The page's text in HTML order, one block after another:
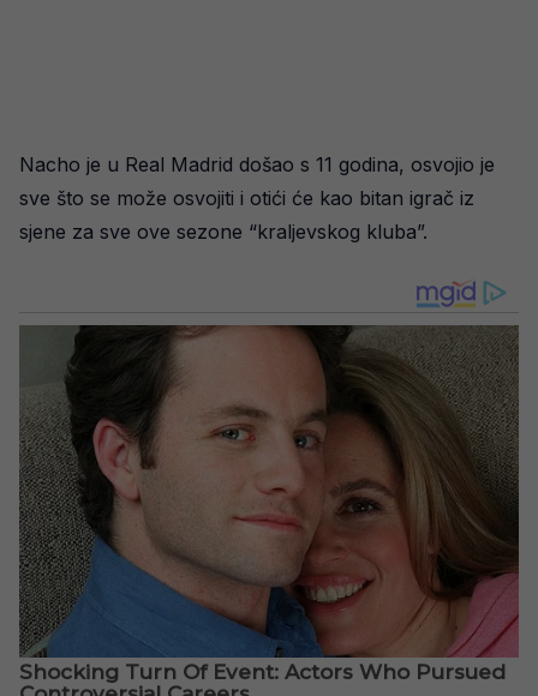
Nacho je u Real Madrid došao s 11 godina, osvojio je
sve što se može osvojiti i otići će kao bitan igrač iz
sjene za sve ove sezone “kraljevskog kluba”.